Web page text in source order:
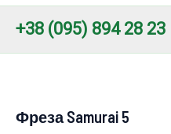
+38 (095) 894 28 23
Фреза Samurai 5